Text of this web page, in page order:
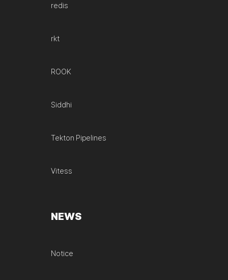
redis
rkt
ROOK
Siddhi
Tekton Pipelines
Vitess
NEWS
Notice